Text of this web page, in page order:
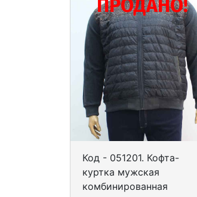
ПРОДАНО!
Код - 051201. Кофта-
куртка мужская
комбинированная